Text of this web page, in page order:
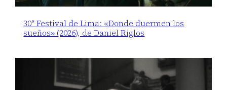
30° Festival de Lima: «Donde duermen los
sueños» (2026), de Daniel Riglos